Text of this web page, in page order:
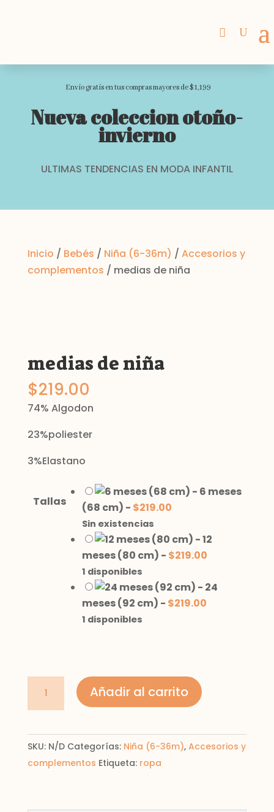
Envio gratis en tus compras mayores de $1,199
Nueva coleccion otoño-
invierno
ULTIMAS TENDENCIAS EN MODA INFANTIL
Inicio / Bebés / Niña (6-36m) / Accesorios y
complementos / medias de niña
medias de niña
$219.00
74% Algodon
23%poliester
3%Elastano
Tallas
- 6 meses
(68 cm) - $219.00
Sin existencias
-12
meses (80 cm) - $219.00
1 disponibles
- 24
meses (92 cm) - $219.00
1 disponibles
cantidad
Añadir al carrito
SKU: N/D Categorías: Niña (6-36m), Accesorios y
complementos Etiqueta: ropa